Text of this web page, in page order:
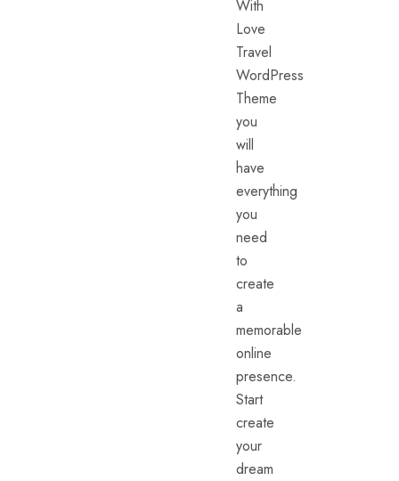
With
Love
Travel
WordPress
Theme
you
will
have
everything
you
need
to
create
a
memorable
online
presence.
Start
create
your
dream